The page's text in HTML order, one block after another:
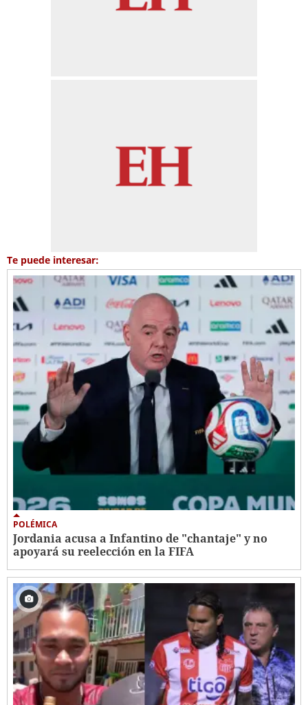
Te puede interesar:
POLÉMICA
Jordania acusa a Infantino de "chantaje" y no
apoyará su reelección en la FIFA